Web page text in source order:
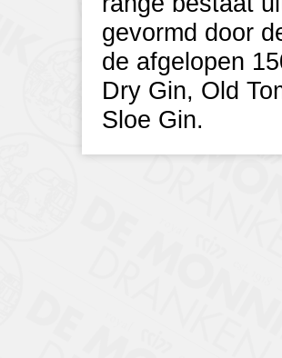
gevormd door
de afgelopen
Dry Gin, Old
Sloe Gin.